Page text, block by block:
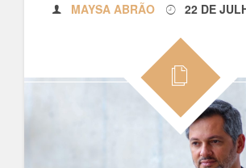
MAYSA ABRÃO 22 DE